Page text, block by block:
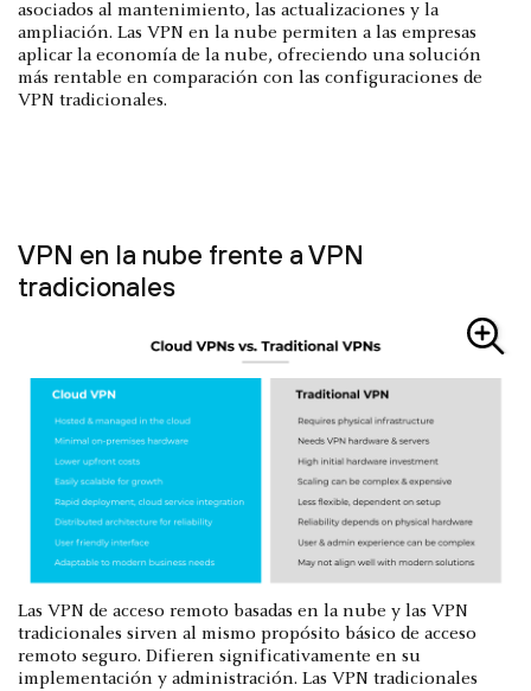
asociados al mantenimiento, las actualizaciones y la
ampliación. Las VPN en la nube permiten a las empresas
aplicar la economía de la nube, ofreciendo una solución
más rentable en comparación con las configuraciones de
VPN tradicionales.
VPN en la nube frente a VPN
tradicionales
Las VPN de acceso remoto basadas en la nube y las VPN
tradicionales sirven al mismo propósito básico de acceso
remoto seguro. Difieren significativamente en su
implementación y administración. Las VPN tradicionales